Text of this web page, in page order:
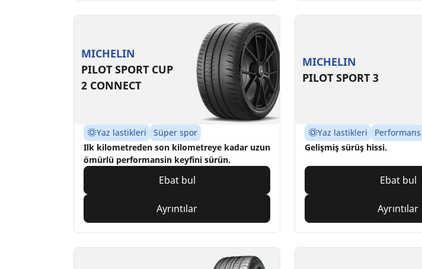
MICHELIN
PILOT SPORT CUP
2 CONNECT
Yaz lastikleri
Süper spor
Ilk kilometreden son kilometreye kadar uzun
ömürlü performansin keyfini sürün.
Ebat bul
Ayrıntılar
MICHELIN
PILOT SPORT 3
Yaz lastikleri
Performans
Gelişmiş sürüş hissi.
Ebat bul
Ayrıntılar